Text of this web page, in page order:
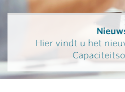
Hier vindt u het